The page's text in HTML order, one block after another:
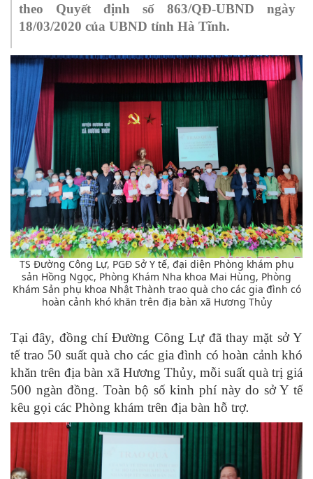
theo Quyết định số 863/QĐ-UBND ngày
18/03/2020 của UBND tỉnh Hà Tĩnh.
TS Đường Công Lự, PGĐ Sở Y tế, đại diện Phòng khám phụ
sản Hồng Ngọc, Phòng Khám Nha khoa Mai Hùng, Phòng
Khám Sản phụ khoa Nhật Thành trao quà cho các gia đình có
hoàn cảnh khó khăn trên địa bàn xã Hương Thủy
Tại đây, đồng chí Đường Công Lự đã thay mặt sở Y
tế trao 50 suất quà cho các gia đình có hoàn cảnh khó
khăn trên địa bàn xã Hương Thủy, mỗi suất quà trị giá
500 ngàn đồng. Toàn bộ số kinh phí này do sở Y tế
kêu gọi các Phòng khám trên địa bàn hỗ trợ.